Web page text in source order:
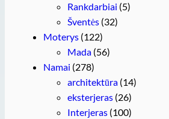
Rankdarbiai (5)
Šventės (32)
Moterys (122)
Mada (56)
Namai (278)
architektūra (14)
eksterjeras (26)
Interjeras (100)